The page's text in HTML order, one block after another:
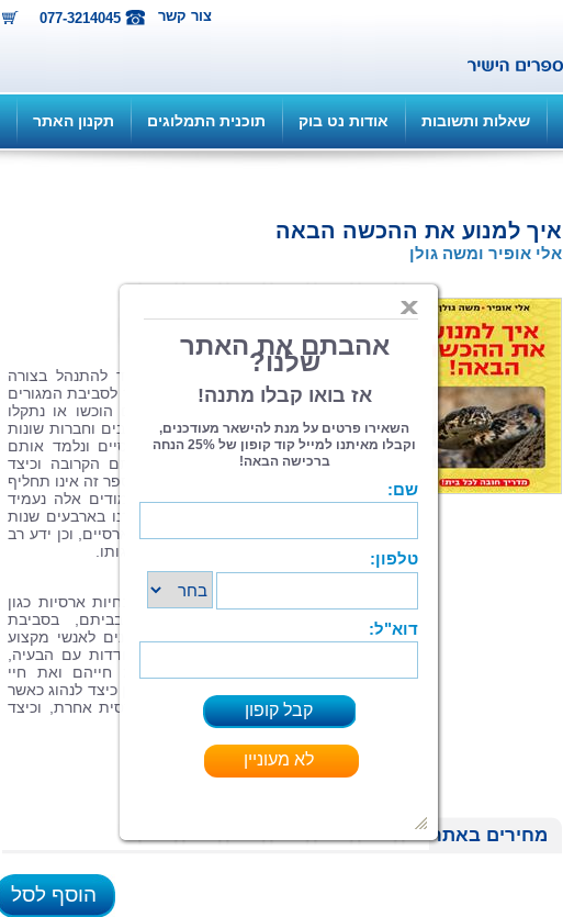
077-3214045 צור קשר
שאלות ותשובות אודות נט בוק תוכנית התמלוגים תקנון האתר
איך למנוע את ההכשה הבאה
אלי אופיר ומשה גולן
במשך השנים לימדנו אלפי אנשים כיצד להתנהל בצורה
נכונה כדי להקטין את הסיכוי שנחש יחדור לסביבת המגורים
או העבודה שלהם, וכן כיצד לפעול אם הוכשו או נתקלו
בנחש. במהלך השנים פנו אלינו אנשים רבים וחברות שונות
כדי שנייעץ להם בנושא בעלי חיים ארסיים ונלמד אותם
כיצד למנוע את הגעתם למקום סביבתם הקרובה וכיצד
לפעול במפגש עמם. ברצוננו להבהיר כי ספר זה אינו תחליף
לליווי פרטני של איש מקצוע, אולם בעמודים אלה נעמיד
לרשותכם את כל הכלים והשיטות שצברנו בארבעים שנות
ניסיון בתחום לכידת נחשים ובעלי חיים ארסיים, וכן ידע רב
שיעזור לכם להכיר את אופי הנחש והתנהגותו.
למרבה הצער, אנשים רבים שנתקלים בחיות ארסיות כגון
נחשים, עקרבים, נדלים ועכבישים בביתם, בסביבת
מגוריהם או בסביבת עבודתם, אינם פונים לאנשי מקצוע
ולכן נחשפים למידע מוטעה לגבי התמודדות עם הבעיה,
וזוכים לשלל עצות שעלולות לסכן את חייהם ואת חיי
הסובבים אותם. ספר זה יעזור לכם להבין כיצד לנהוג כאשר
אתם נתקלים לפתע בנחש או בחיה ארסית אחרת, וכיצד
תוכלו למנוע את הימצאותם בסביבתכם.
מחירים באתר
הוסף לסל